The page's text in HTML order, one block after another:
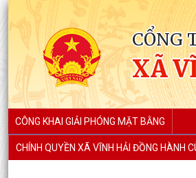
CỔNG
XÃ
CÔNG KHAI GIẢI PHÓNG MẶT BẰNG
CHÍNH QUYỀN XÃ VĨNH HẢI ĐỒNG HÀNH